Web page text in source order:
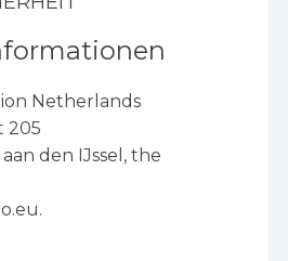
Netherlands
205
den IJssel, the
.